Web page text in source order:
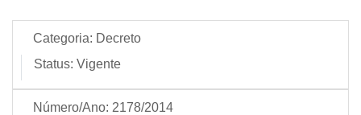
Categoria: Decreto
Status: Vigente
Número/Ano: 2178/2014